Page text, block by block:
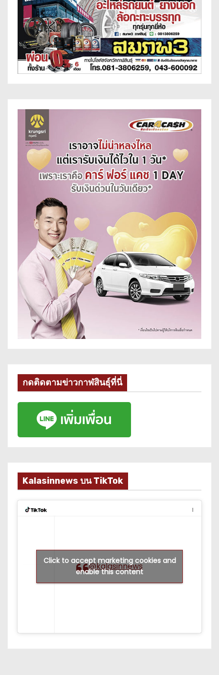
กดติดตามข่าวกาฬสินธุ์ที่นี่
Kalasinnews บน TikTok
@kalasinnews
Click to accept marketing cookies and
enable this content